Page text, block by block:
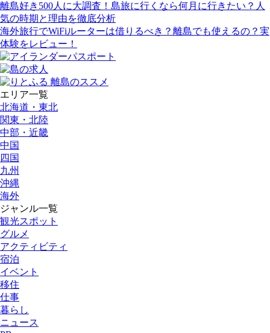
離島好き500人に大調査！島旅に行くなら何月に行きたい？人
気の時期と理由を徹底分析
海外旅行でWiFiルーターは借りるべき？離島でも使えるの？実
体験をレビュー！
エリア一覧
北海道・東北
関東・北陸
中部・近畿
中国
四国
九州
沖縄
海外
ジャンル一覧
観光スポット
グルメ
アクティビティ
宿泊
イベント
移住
仕事
暮らし
ニュース